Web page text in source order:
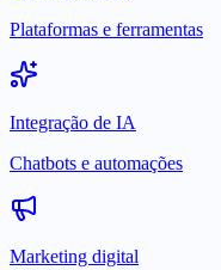
Plataformas e ferramentas
Integração de IA
Chatbots e automações
Marketing digital